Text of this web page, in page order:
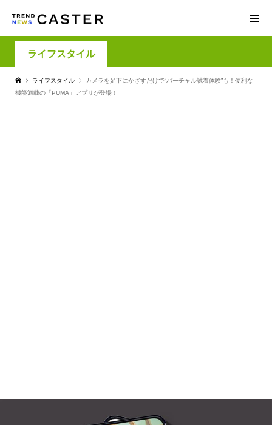
ライフスタイル
ライフスタイル
カメラを足下にかざすだけで“バーチャル試着体験”も！便利な
機能満載の「PUMA」アプリが登場！